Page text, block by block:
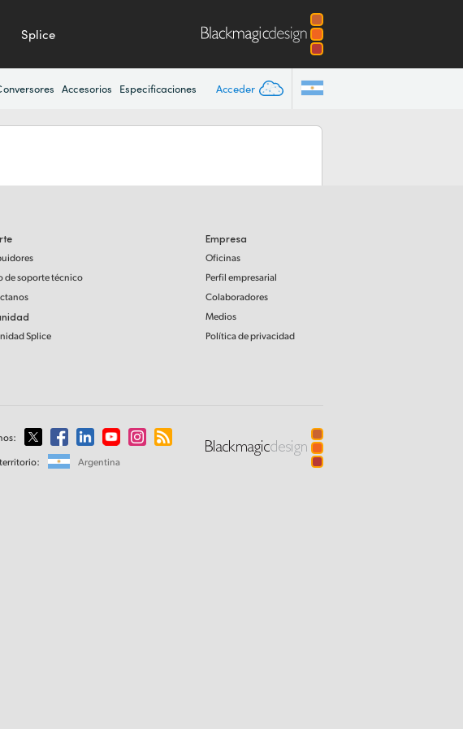
Splice
Acceder
Accesorios Especificaciones
de soporte técnico
Splice
Empresa
Oficinas
Perfil empresarial
Colaboradores
Medios
Política de privacidad
territorio:
Argentina